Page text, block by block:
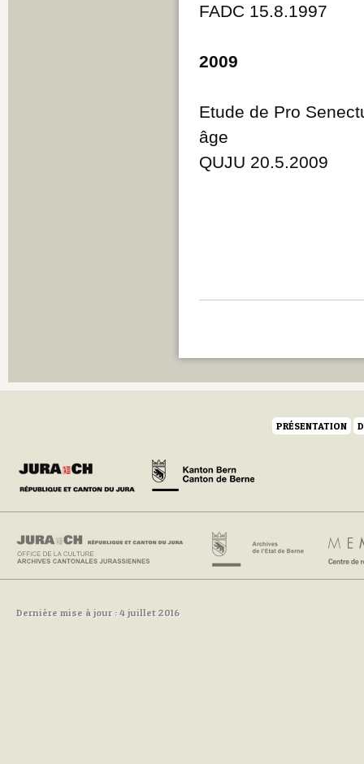
FADC 15.8.1997
2009
Etude de Pro
âge
QUJU 20.5.2009
PRÉSENTATION
Dernière mise à jour : 4 juillet 2016